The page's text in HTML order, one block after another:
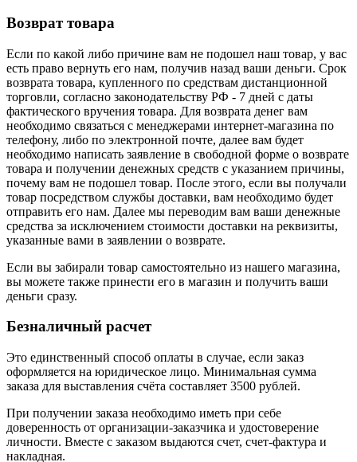
Возврат товара
Если по какой либо причине вам не подошел наш товар, у вас
есть право вернуть его нам, получив назад ваши деньги. Срок
возврата товара, купленного по средствам дистанционной
торговли, согласно законодательству РФ - 7 дней с даты
фактического вручения товара. Для возврата денег вам
необходимо связаться с менеджерами интернет-магазина по
телефону, либо по электронной почте, далее вам будет
необходимо написать заявление в свободной форме о возврате
товара и получении денежных средств с указанием причины,
почему вам не подошел товар. После этого, если вы получали
товар посредством службы доставки, вам необходимо будет
отправить его нам. Далее мы переводим вам ваши денежные
средства за исключением стоимости доставки на реквизиты,
указанные вами в заявлении о возврате.
Если вы забирали товар самостоятельно из нашего магазина,
вы можете также принести его в магазин и получить ваши
деньги сразу.
Безналичный расчет
Это единственный способ оплаты в случае, если заказ
оформляется на юридическое лицо. Минимальная сумма
заказа для выставления счёта составляет 3500 рублей.
При получении заказа необходимо иметь при себе
доверенность от организации-заказчика и удостоверение
личности. Вместе с заказом выдаются счет, счет-фактура и
накладная.